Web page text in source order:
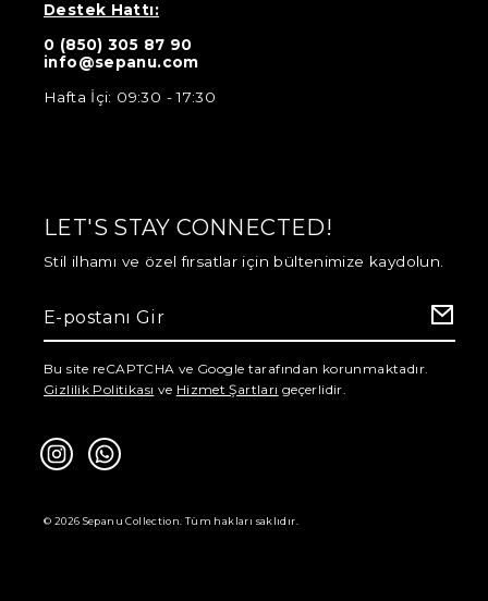
Destek Hattı:
0 (850) 305 87 90
info@sepanu.com
Hafta İçi: 09:30 - 17:30
LET'S STAY CONNECTED!
Stil ilhamı ve özel fırsatlar için bültenimize kaydolun.
Bu site reCAPTCHA ve Google tarafından korunmaktadır.
Gizlilik Politikası ve Hizmet Şartları geçerlidir.
© 2026 Sepanu Collection. Tüm hakları saklıdır.